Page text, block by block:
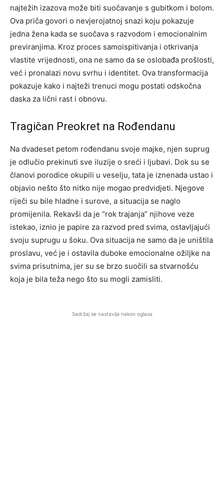
najtežih izazova može biti suočavanje s gubitkom i bolom.
Ova priča govori o nevjerojatnoj snazi koju pokazuje
jedna žena kada se suočava s razvodom i emocionalnim
previranjima. Kroz proces samoispitivanja i otkrivanja
vlastite vrijednosti, ona ne samo da se oslobađa prošlosti,
već i pronalazi novu svrhu i identitet. Ova transformacija
pokazuje kako i najteži trenuci mogu postati odskočna
daska za lični rast i obnovu.
Tragičan Preokret na Rođendanu
Na dvadeset petom rođendanu svoje majke, njen suprug
je odlučio prekinuti sve iluzije o sreći i ljubavi. Dok su se
članovi porodice okupili u veselju, tata je iznenada ustao i
objavio nešto što nitko nije mogao predvidjeti. Njegove
riječi su bile hladne i surove, a situacija se naglo
promijenila. Rekavši da je “rok trajanja” njihove veze
istekao, iznio je papire za razvod pred svima, ostavljajući
svoju suprugu u šoku. Ova situacija ne samo da je uništila
proslavu, već je i ostavila duboke emocionalne ožiljke na
svima prisutnima, jer su se brzo suočili sa stvarnošću
koja je bila teža nego što su mogli zamisliti.
Sadržaj se nastavlja nakon oglasa